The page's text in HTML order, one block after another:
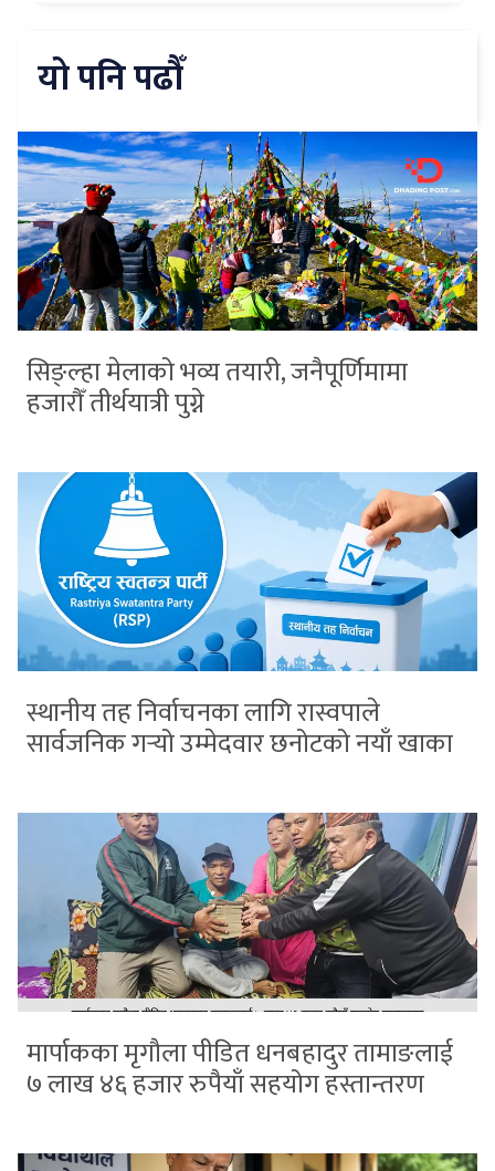
यो पनि पढौँ
सिङ्ल्हा मेलाको भव्य तयारी, जनैपूर्णिमामा
हजारौँ तीर्थयात्री पुग्ने
स्थानीय तह निर्वाचनका लागि रास्वपाले
सार्वजनिक गर्‍यो उम्मेदवार छनोटको नयाँ खाका
मार्पाकका मृगौला पीडित धनबहादुर तामाङलाई
७ लाख ४६ हजार रुपैयाँ सहयोग हस्तान्तरण